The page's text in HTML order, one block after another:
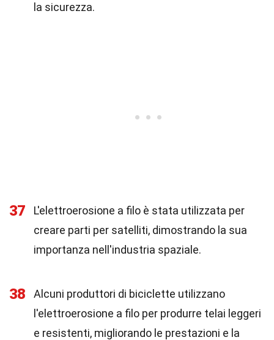
la sicurezza.
37
L'elettroerosione a filo è stata utilizzata per
creare parti per satelliti, dimostrando la sua
importanza nell'industria spaziale.
38
Alcuni produttori di biciclette utilizzano
l'elettroerosione a filo per produrre telai leggeri
e resistenti, migliorando le prestazioni e la